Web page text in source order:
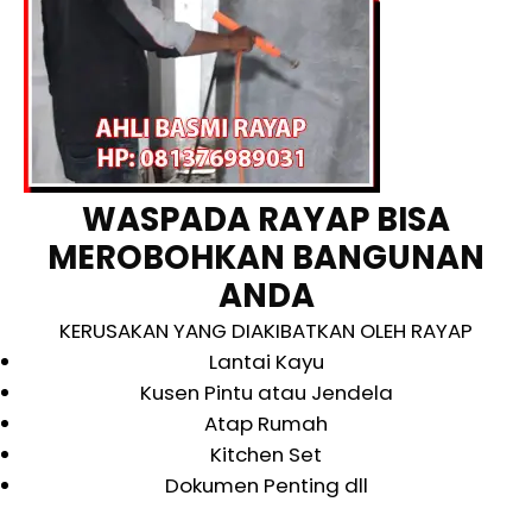
WASPADA RAYAP BISA
MEROBOHKAN BANGUNAN
ANDA
KERUSAKAN YANG DIAKIBATKAN OLEH RAYAP
Lantai Kayu
Kusen Pintu atau Jendela
Atap Rumah
Kitchen Set
Dokumen Penting dll